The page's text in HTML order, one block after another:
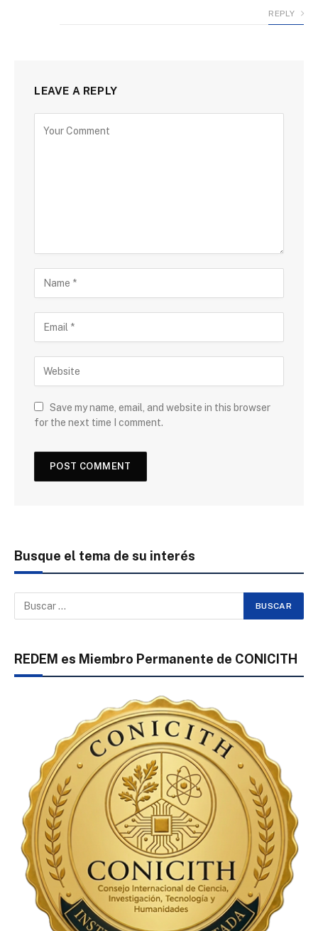
REPLY
LEAVE A REPLY
Save my name, email, and website in this browser
for the next time I comment.
Busque el tema de su interés
REDEM es Miembro Permanente de CONICITH